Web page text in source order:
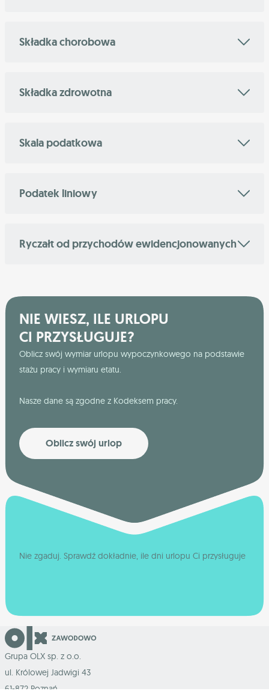
Składka chorobowa
Składka zdrowotna
Skala podatkowa
Podatek liniowy
Ryczałt od przychodów ewidencjonowanych
NIE WIESZ, ILE URLOPU
CI PRZYSŁUGUJE?
Oblicz swój wymiar urlopu wypoczynkowego na podstawie
stażu pracy i wymiaru etatu.
Nasze dane są zgodne z Kodeksem pracy.
Oblicz swój urlop
Nie zgaduj. Sprawdź dokładnie, ile dni urlopu Ci przysługuje
Grupa OLX sp. z o.o.
ul. Królowej Jadwigi 43
61-872 Poznań